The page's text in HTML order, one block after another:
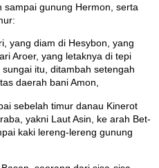
sampai gunung Hermon, serta
yang diam di Hesybon, yang
Aroer, yang letaknya di tepi
itu, ditambah setengah
daerah bani Amon,
sebelah timur danau Kinerot
yakni Laut Asin, ke arah Bet-
kaki lereng-lereng gunung